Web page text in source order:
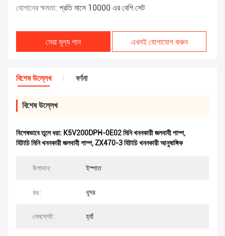
যোগানের ক্ষমতা: প্রতি মাসে 10000 এর বেশি সেট
সেরা মূল্য পান এখনই যোগাযোগ করুন
বিশেষ উল্লেখ বর্ণনা
বিশেষ উল্লেখ
বিশেষভাবে তুলে ধরা: K5V200DPH-0E02 মিনি খননকারী জলবাহী পাম্প,
হিটাচি মিনি খননকারী জলবাহী পাম্প,ZX470-3 হিটাচি খননকারী আনুষাঙ্গিক
উপাদান: ইস্পাত
রঙ: ধূসর
নেমপ্লেট: হ্যাঁ